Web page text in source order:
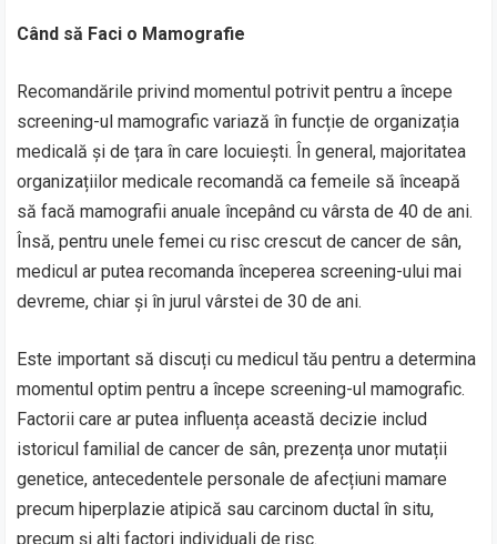
Când să Faci o Mamografie
Recomandările privind momentul potrivit pentru a începe
screening-ul mamografic variază în funcție de organizația
medicală și de țara în care locuiești. În general, majoritatea
organizațiilor medicale recomandă ca femeile să înceapă
să facă mamografii anuale începând cu vârsta de 40 de ani.
Însă, pentru unele femei cu risc crescut de cancer de sân,
medicul ar putea recomanda începerea screening-ului mai
devreme, chiar și în jurul vârstei de 30 de ani.
Este important să discuți cu medicul tău pentru a determina
momentul optim pentru a începe screening-ul mamografic.
Factorii care ar putea influența această decizie includ
istoricul familial de cancer de sân, prezența unor mutații
genetice, antecedentele personale de afecțiuni mamare
precum hiperplazie atipică sau carcinom ductal în situ,
precum și alți factori individuali de risc.